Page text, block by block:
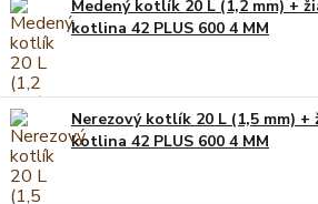
Medený kotlík 20 L (1,2 mm) +
kotlina 42 PLUS 600 4 MM
Nerezový kotlík 20 L (1,5 mm) +
kotlina 42 PLUS 600 4 MM